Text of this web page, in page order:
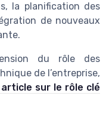
la planification des
de nouveaux
du rôle des
de l’entreprise,
sur le rôle clé